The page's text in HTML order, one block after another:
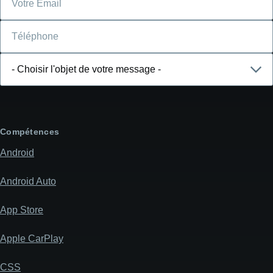
message
Compétences
Android
Android Auto
App Store
Apple CarPlay
CSS